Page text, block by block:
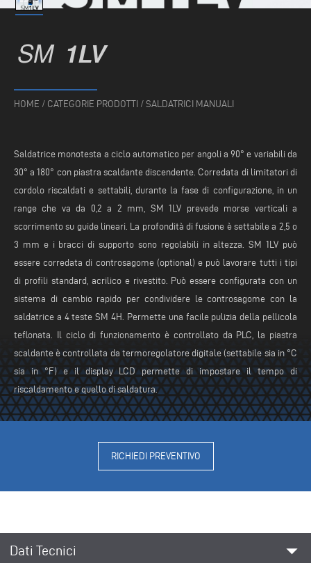
SM 1LV
HOME / CATEGORIE PRODOTTI / SALDATRICI MANUALI
Saldatrice monotesta a ciclo automatico per angoli a 90° e variabili da
30° a 180° con piastra scaldante discendente. Corredata di limitatori di
cordolo riscaldati e settabili, durante la fase di configurazione, in un
range che va da 0,2 a 2 mm, SM 1LV prevede morse verticali a
scorrimento su guide lineari. La profondità di fusione è settabile a 2,5 o
3 mm e i bracci di supporto sono regolabili in altezza. SM 1LV può
essere corredata di controsagome (optional) e può lavorare tutti i tipi
di profili standard, acrilico e rivestito. Può essere configurata con un
sistema di cambio rapido per condividere le controsagome con la
saldatrice a 4 teste SM 4H. Permette una facile pulizia della pellicola
teflonata. Il ciclo di funzionamento è controllato da PLC, la piastra
scaldante è controllata da termoregolatore digitale (settabile sia in °C
sia in °F) e il display LCD permette di impostare il tempo di
riscaldamento e quello di saldatura.
RICHIEDI PREVENTIVO
Dati Tecnici arrow_drop_down